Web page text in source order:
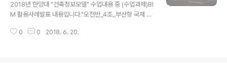
2018년 한양대 "건축정보모델" 수업내용 중 (수업과제)BI
M 활용사례발표 내용입니다."오전반_4조_부산항 국제 여
는 부분이 있으면 연락주세요. [발표동영상] [발표자료]
0 0 2018. 6. 20.